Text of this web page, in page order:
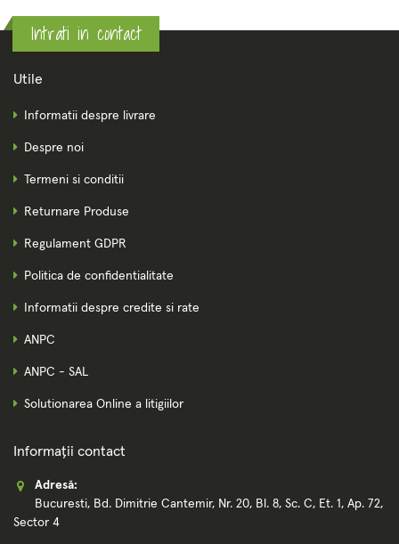
Intrati in contact
Utile
Informatii despre livrare
Despre noi
Termeni si conditii
Returnare Produse
Regulament GDPR
Politica de confidentialitate
Informatii despre credite si rate
ANPC
ANPC - SAL
Solutionarea Online a litigiilor
Informații contact
Adresă:
Bucuresti, Bd. Dimitrie Cantemir, Nr. 20, Bl. 8, Sc. C, Et. 1, Ap. 72,
Sector 4